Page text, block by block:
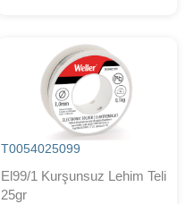
T0054025099
El99/1 Kurşunsuz Lehim Teli
25gr